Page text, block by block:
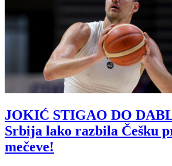
JOKIĆ STIGAO DO
Srbija lako razbila Češku
mečeve!